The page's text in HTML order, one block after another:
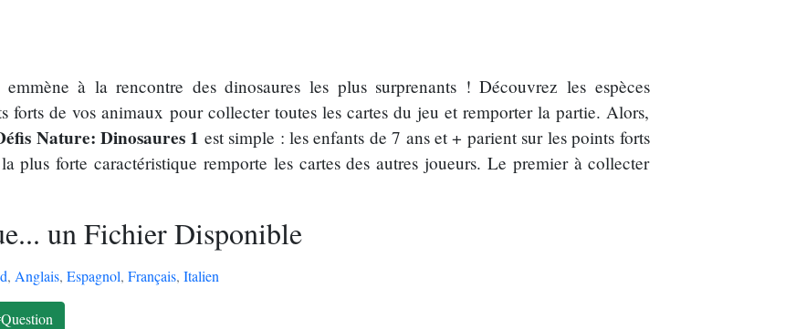
emmène à la rencontre des dinosaures les plus surprenants ! Découvrez les espèces
forts de vos animaux pour collecter toutes les cartes du jeu et remporter la partie. Alors,
Nature: Dinosaures 1 est simple : les enfants de 7 ans et + parient sur les points forts
plus forte caractéristique remporte les cartes des autres joueurs. Le premier à collecter
un Fichier Disponible
, Anglais, Espagnol, Français, Italien